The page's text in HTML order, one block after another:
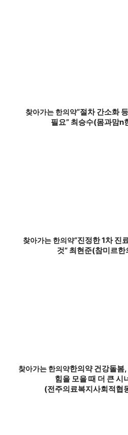
찾아가는 한의약“절차 간소화
필요” 최승수(몸과맘n
찾아가는 한의약“진정한 1차 진
것” 최현준(참미르한
찾아가는 한의약한의약 건강돌봄
힘을 모을 때 더 큰 시
(전주의료복지사회적협